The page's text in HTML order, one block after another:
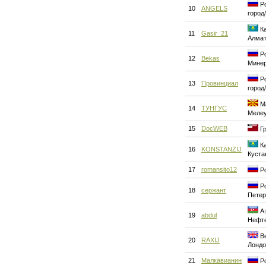
10 ANGELS
11 Gasir_21
12 Bekas
13 Провинциал
14 ТУНГУС
15 DocWEB
16 KONSTANZIJ
17 romansito12
18 сержант
19 abdul
20 RAXIJ
21 Малкавианин